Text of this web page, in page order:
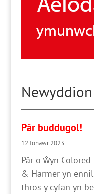
Pâr buddugol!
12 Ionawr 2023
Pâr o ŵyn
& Harmer yn
thros y cyfan yn